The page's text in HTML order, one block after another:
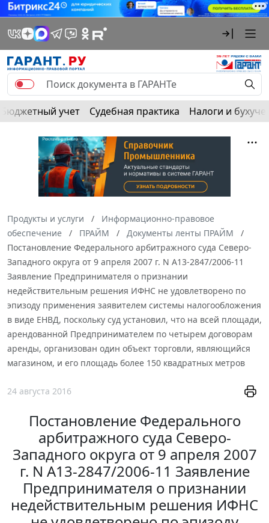
Бюджетный учет Судебная практика Налоги и
Продукты и услуги
Информационно-правовое
обеспечение
ПРАЙМ
Документы ленты ПРАЙМ
Постановление Федерального арбитражного суда Северо-
Западного округа от 9 апреля 2007 г. N А13-2847/2006-11
Заявление Предпринимателя о признании
недействительным решения ИФНС не удовлетворено по
эпизоду применения заявителем системы налогообложения
в виде ЕНВД, поскольку суд установил, что на всей площади,
арендованной Предпринимателем по четырем договорам
аренды, организован один объект торговли, являющийся
магазином, и его площадь более 150 квадратных метров
24 августа 2016
Постановление Федерального
арбитражного суда Северо-
Западного округа от 9 апреля 2007
г. N А13-2847/2006-11 Заявление
Предпринимателя о признании
недействительным решения ИФНС